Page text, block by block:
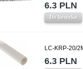
6.3 PLN
Do koszyka
LC-KRP-20/
6.3 PLN